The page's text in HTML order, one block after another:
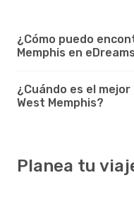
¿Cómo puedo
Memphis en
¿Cuándo es el
West Memphis?
Planea tu